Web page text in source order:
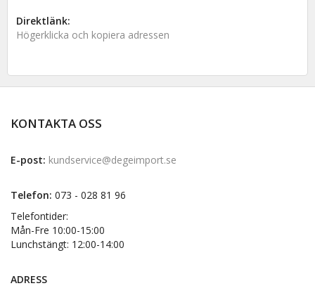
Direktlänk:
Högerklicka och kopiera adressen
KONTAKTA OSS
E-post: kundservice@degeimport.se
Telefon: 073 - 028 81 96
Telefontider:
Mån-Fre 10:00-15:00
Lunchstängt: 12:00-14:00
ADRESS